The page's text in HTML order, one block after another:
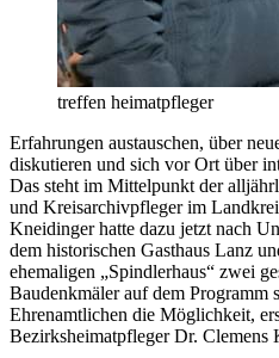
treffen heimatpfleger
Erfahrungen austauschen, über
diskutieren und sich vor Ort über
Das steht im Mittelpunkt der
und Kreisarchivpfleger im
Kneidinger hatte dazu jetzt nach
dem historischen Gasthaus Lanz
ehemaligen „Spindlerhaus“ zwei
Baudenkmäler auf dem Programm
Ehrenamtlichen die Möglichkeit,
Bezirksheimatpfleger Dr. Clemens